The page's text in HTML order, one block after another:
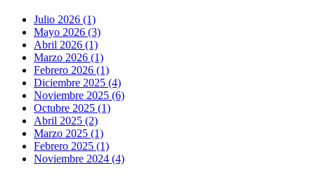
Julio 2026 (1)
Mayo 2026 (3)
Abril 2026 (1)
Marzo 2026 (1)
Febrero 2026 (1)
Diciembre 2025 (4)
Noviembre 2025 (6)
Octubre 2025 (1)
Abril 2025 (2)
Marzo 2025 (1)
Febrero 2025 (1)
Noviembre 2024 (4)